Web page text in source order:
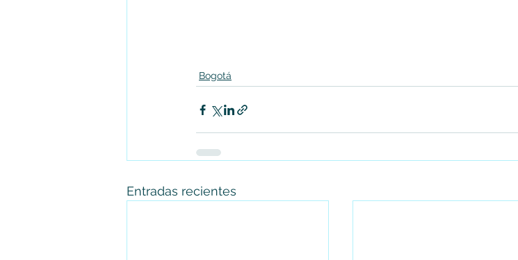
Bogotá
Entradas recientes